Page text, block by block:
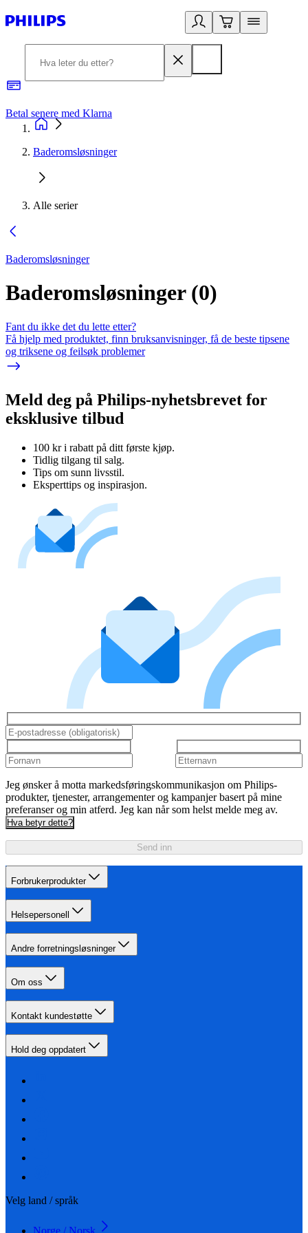
Betal senere med Klarna
Baderomsløsninger
Alle serier
Baderomsløsninger
Baderomsløsninger(0)
Fant du ikke det du lette etter?
Få hjelp med produktet, finn bruksanvisninger, få de beste tipsene
og triksene og feilsøk problemer
Meld deg på Philips-nyhetsbrevet for
eksklusive tilbud
100 kr i rabatt på ditt første kjøp.
Tidlig tilgang til salg.
Tips om sunn livsstil.
Eksperttips og inspirasjon.
Jeg ønsker å motta markedsføringskommunikasjon om Philips-
produkter, tjenester, arrangementer og kampanjer basert på mine
preferanser og min atferd. Jeg kan når som helst melde meg av.
Hva betyr dette?
Send inn
Forbrukerprodukter
Helsepersonell
Andre forretningsløsninger
Om oss
Kontakt kundestøtte
Hold deg oppdatert
Velg land / språk
Norge / Norsk